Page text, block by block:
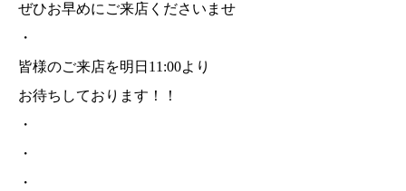
ぜひお早めにご来店くださいませ
・
皆様のご来店を明日11:00より
お待ちしております！！
・
・
・